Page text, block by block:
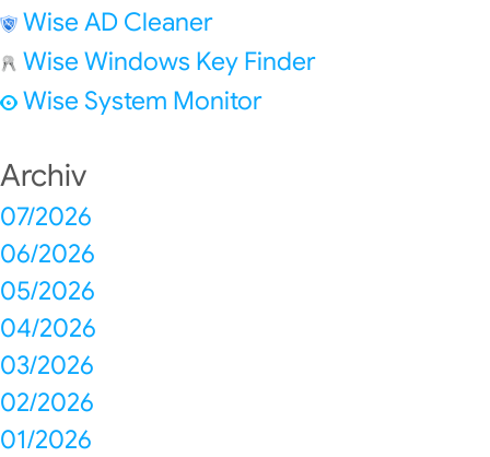
Wise AD Cleaner
Wise Windows Key Finder
Wise System Monitor
Archiv
07/2026
06/2026
05/2026
04/2026
03/2026
02/2026
01/2026